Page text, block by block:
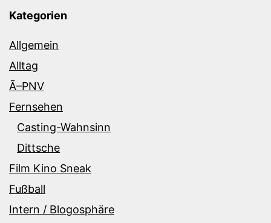
Kategorien
Allgemein
Alltag
Ã–PNV
Fernsehen
Casting-Wahnsinn
Dittsche
Film Kino Sneak
Fußball
Intern / Blogosphäre